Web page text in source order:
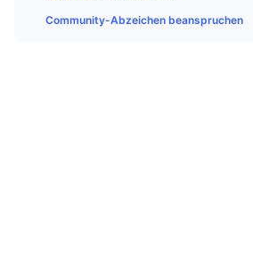
Community-Abzeichen beanspruchen